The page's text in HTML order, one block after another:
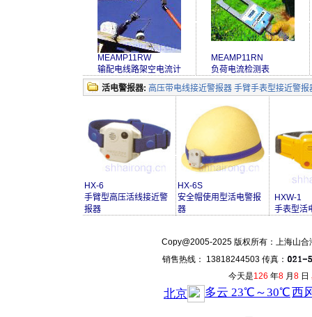
MEAMP11RW
输配电线路架空电流计
MEAMP11RN
负荷电流检测表
活电警报器: 高压带电线接近警报器 手臂手表型接近警报
HX-6
手臂型高压活线接近警
报器
HX-6S
安全帽使用型活电警报
器
HXW-1
手表型活